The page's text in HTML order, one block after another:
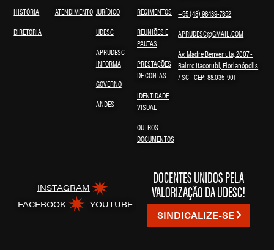
HISTÓRIA
DIRETORIA
ATENDIMENTO JURÍDICO
UDESC
APRUDESC
INFORMA
GOVERNO
ANDES
REGIMENTOS
REUNIÕES E
PAUTAS
PRESTAÇÕES
DE CONTAS
IDENTIDADE
VISUAL
OUTROS
DOCUMENTOS
+55 (48) 98439-7852
APRUDESC@GMAIL.COM
Av. Madre Benvenuta, 2007 -
Bairro Itacorubi, Florianópolis
/ SC - CEP: 88.035-901
DOCENTES UNIDOS PELA
VALORIZAÇÃO DA UDESC!
SINDICALIZE-SE
INSTAGRAM
FACEBOOK
YOUTUBE